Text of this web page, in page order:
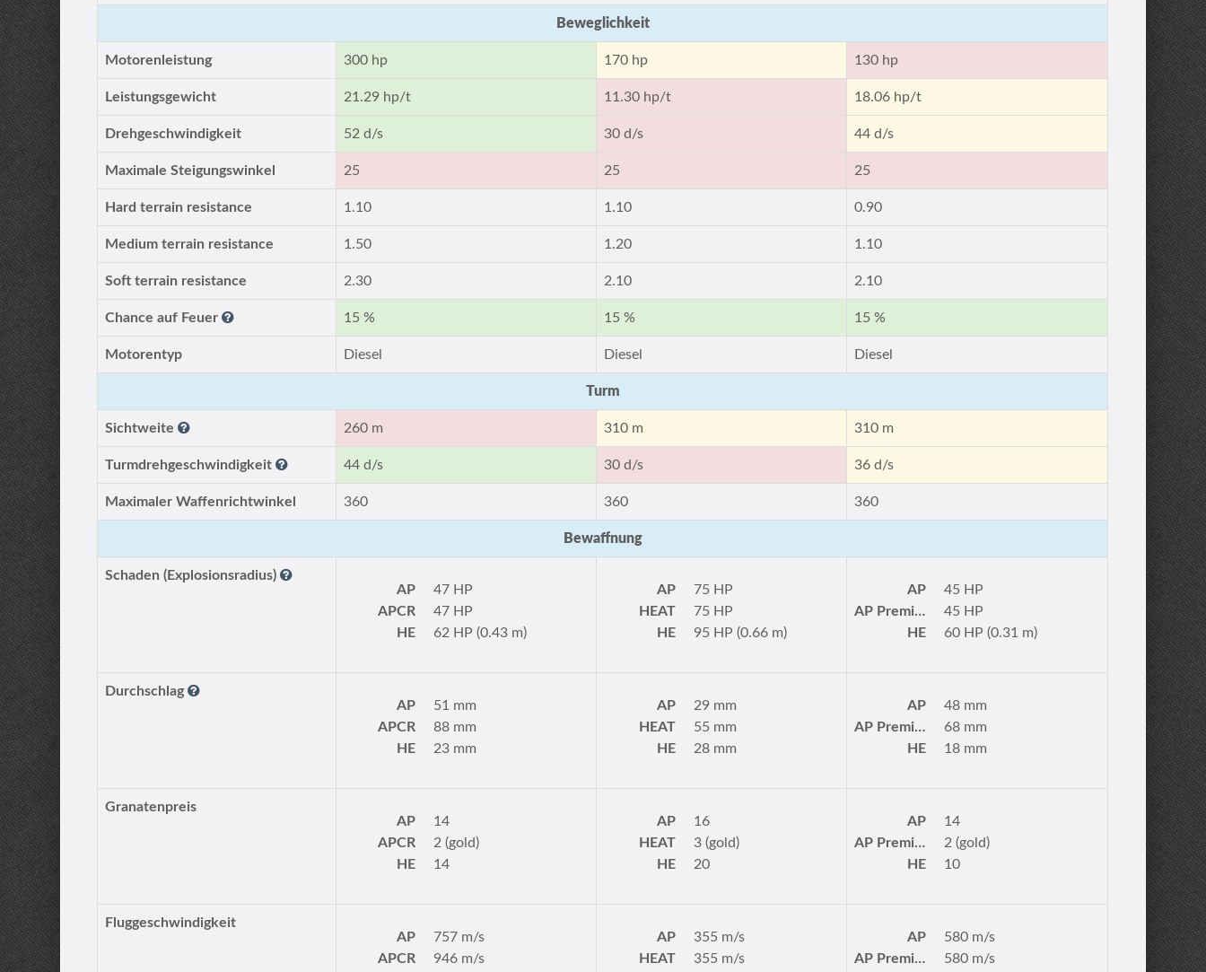
Beweglichkeit
Motorenleistung 300 hp 170 hp 130 hp
Leistungsgewicht 21.29 hp/t 11.30 hp/t 18.06 hp/t
Drehgeschwindigkeit 52 d/s 30 d/s 44 d/s
Maximale Steigungswinkel 25 25 25
Hard terrain resistance 1.10 1.10 0.90
Medium terrain resistance 1.50 1.20 1.10
Soft terrain resistance 2.30 2.10 2.10
Chance auf Feuer 15 % 15 % 15 %
Motorentyp Diesel Diesel Diesel
Turm
Sichtweite 260 m 310 m 310 m
Turmdrehgeschwindigkeit 44 d/s 30 d/s 36 d/s
Maximaler Waffenrichtwinkel 360 360 360
Bewaffnung
Schaden (Explosionsradius)
AP
47 HP
APCR
47 HP
HE
62 HP (0.43 m)
AP
75 HP
HEAT
75 HP
HE
95 HP (0.66 m)
AP
45 HP
AP Premium
45 HP
HE
60 HP (0.31 m)
Durchschlag
AP
51 mm
APCR
88 mm
HE
23 mm
AP
29 mm
HEAT
55 mm
HE
28 mm
AP
48 mm
AP Premium
68 mm
HE
18 mm
Granatenpreis
AP
14
APCR
2 (gold)
HE
14
AP
16
HEAT
3 (gold)
HE
20
AP
14
AP Premium
2 (gold)
HE
10
Fluggeschwindigkeit
AP
757 m/s
APCR
946 m/s
AP
355 m/s
HEAT
355 m/s
AP
580 m/s
AP Premium
580 m/s